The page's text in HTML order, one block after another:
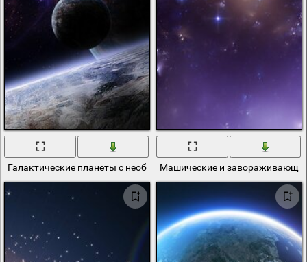
Галактические планеты с необыкновенным светом
Машические и